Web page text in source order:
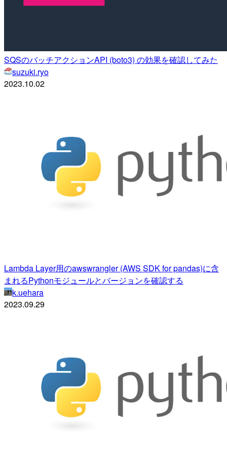
SQSのバッチアクションAPI (boto3) の効果を確認してみた
suzuki.ryo
2023.10.02
Lambda Layer用のawswrangler (AWS SDK for pandas)に含
まれるPythonモジュールとバージョンを確認する
k.uehara
2023.09.29